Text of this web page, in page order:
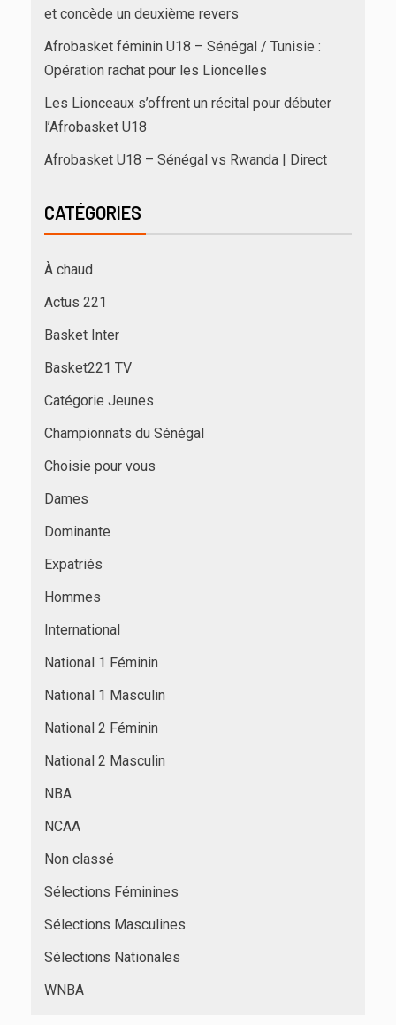
et concède un deuxième revers
Afrobasket féminin U18 – Sénégal / Tunisie :
Opération rachat pour les Lioncelles
Les Lionceaux s’offrent un récital pour débuter
l’Afrobasket U18
Afrobasket U18 – Sénégal vs Rwanda | Direct
CATÉGORIES
À chaud
Actus 221
Basket Inter
Basket221 TV
Catégorie Jeunes
Championnats du Sénégal
Choisie pour vous
Dames
Dominante
Expatriés
Hommes
International
National 1 Féminin
National 1 Masculin
National 2 Féminin
National 2 Masculin
NBA
NCAA
Non classé
Sélections Féminines
Sélections Masculines
Sélections Nationales
WNBA